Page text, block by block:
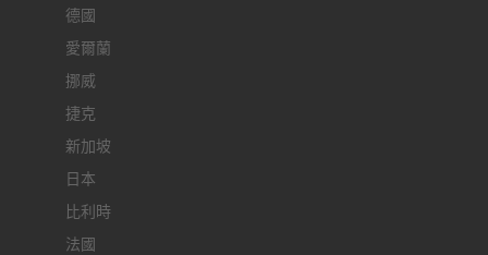
德國
愛爾蘭
挪威
捷克
新加坡
日本
比利時
法國